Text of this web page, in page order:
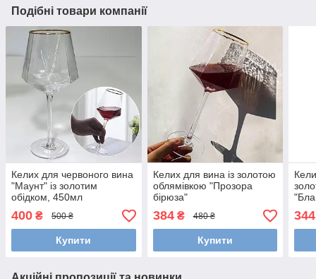
Подібні товари компанії
Келих для червоного вина
"Маунт" із золотим
обідком, 450мл
400 ₴ 500 ₴
Купити
Келих для вина із золотою
облямівкою "Прозора
бірюза"
384₴ 480 ₴
Купити
344